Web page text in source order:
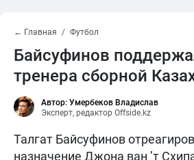
← Главная Футбол
Байсуфинов
тренера сборной
Автор: Умербеков Владислав
Эксперт, редактор Offside.kz
Талгат Байсуфинов
назначение Джона ван ’т